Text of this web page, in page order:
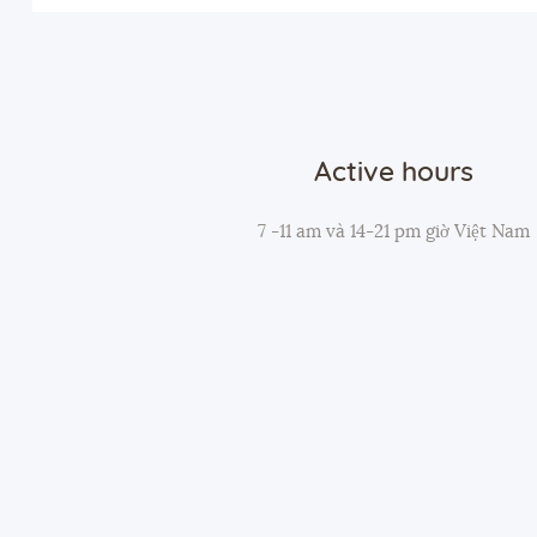
Active hours
7 -11 am và 14-21 pm giờ Việt Nam